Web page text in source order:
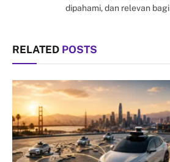
dipahami, dan relevan
RELATED POSTS